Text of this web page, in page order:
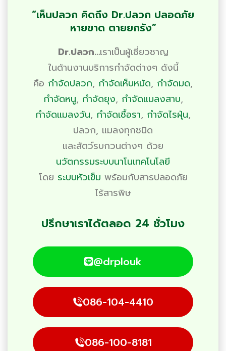
“เห็นปลวก คิดถึง Dr.ปลวก ปลอดภัย
หายขาด ตายยกรัง”
Dr.ปลวก…เราเป็นผู้เชี่ยวชาญ
ในด้านงานบริการกำจัดต่างๆ ดังนี้
คือ กำจัดปลวก, กำจัดเห็บหมัด, กำจัดมด,
กำจัดหนู, กำจัดยุง, กำจัดแมลงสาบ,
กำจัดแมลงวัน, กำจัดเชื้อรา, กำจัดไรฝุ่น,
ปลวก, แมลงทุกชนิด
และสัตว์รบกวนต่างๆ ด้วย
นวัตกรรมระบบนาโนเทคโนโลยี
โดย ระบบหัวเข็ม พร้อมกับสารปลอดภัย
ไร้สารพิษ
ปรึกษาเราได้ตลอด 24 ชั่วโมง
@drplouk
086-104-4410
086-100-8181